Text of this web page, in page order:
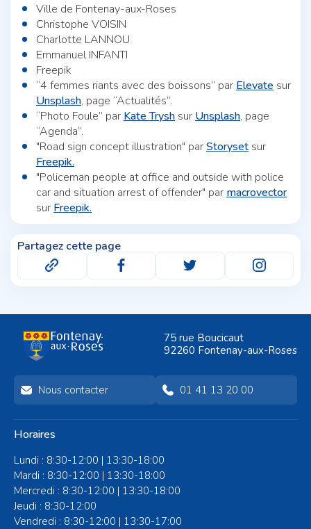
Ville de Fontenay-aux-Roses
Christophe VOISIN
Charlotte LANNOU
Emmanuel INFANTI
Freepik
“4 femmes riants avec des boissons” par Elevate sur
Unsplash, page “Actualités”.
“Photo Foule” par Kate Trysh sur Unsplash, page
“Agenda”.
"Road sign concept illustration" parStoryset sur
Freepik.
"Policeman people at office and outside with police
car and situation arrest of offender" par macrovector
sur Freepik.
Partagez cette page
75 rue Boucicaut
92260 Fontenay-aux-Roses
Nous contacter 01 41 13 20 00
Horaires
Lundi : 8:30-12:00 | 13:30-18:00
Mardi : 8:30-12:00 | 13:30-18:00
Mercredi : 8:30-12:00 | 13:30-18:00
Jeudi : 8:30-12:00
Vendredi : 8:30-12:00 | 13:30-17:00